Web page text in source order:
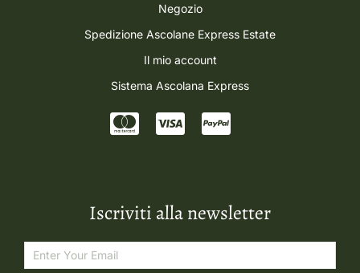
Negozio
Spedizione Ascolane Express Estate
Il mio account
Sistema Ascolana Express
Iscriviti alla newsletter